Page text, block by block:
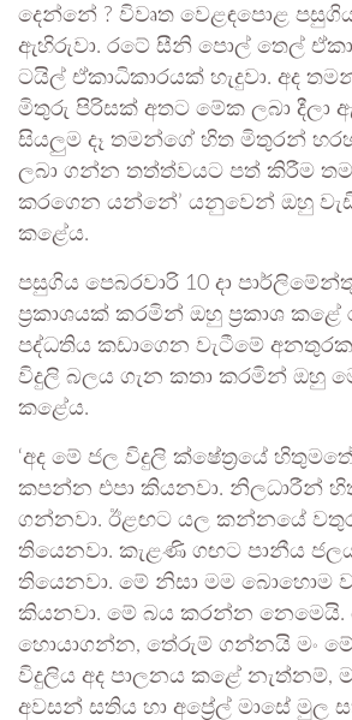
දෙන්නේ ? විවෘත වෙළඳපොළ
ඇහිරුවා. රටේ සීනි පොල් තෙල්
ටයිල් ඒකාධිකාරයක් හැදුවා. අද
මිතුරු පිරිසක් අතට මේක ලබා දීලා
සියලුම දෑ තමන්ගේ හිත මිතුරන්
ලබා ගන්න තත්ත්වයට පත් කිරීම
කරගෙන යන්නේ’ යනුවෙන් ඔහු
කළේය.
පසුගිය පෙබරවාරි 10 දා
ප්‍රකාශයක් කරමින් ඔහු ප්‍රකාශ කළේ
පද්ධතිය කඩාගෙන වැටීමේ
විදුලි බලය ගැන කතා කරමින් ඔහු
කළේය.
‘අද මේ ජල විදුලි ක්ෂේත්‍රයේ
කපන්න එපා කියනවා. නිලධාරීන්
ගන්නවා. ඊළඟට යල කන්නයේ
තියෙනවා. කැළණි ගඟට පානීය
තියෙනවා. මේ නිසා මම බොහොම
කියනවා. මේ බය කරන්න නෙමෙයි.
හොයාගන්න, තේරුම් ගන්නයි මං
විදුලිය අද පාලනය කළේ නැත්නම්,
අවසන් සතිය හා අප්‍රේල් මාසේ